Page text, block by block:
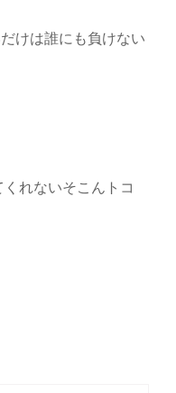
けは誰にも負けない
れないそこんトコ